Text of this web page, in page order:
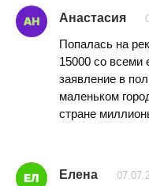
Анастасия
Попалась на
15000 со
заявление в
маленьком
стране
Елена